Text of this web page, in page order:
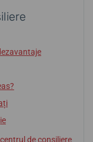
de consiliere